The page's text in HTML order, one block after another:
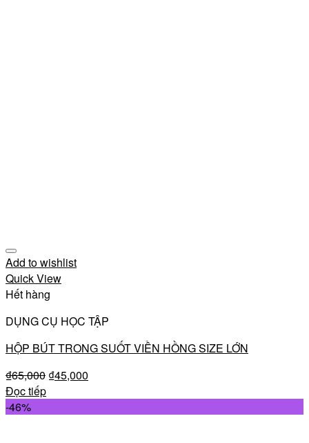
Add to wishlist
Quick View
Hết hàng
DỤNG CỤ HỌC TẬP
HỘP BÚT TRONG SUỐT VIỀN HỒNG SIZE LỚN
₫65,000 ₫45,000
Đọc tiếp
-46%